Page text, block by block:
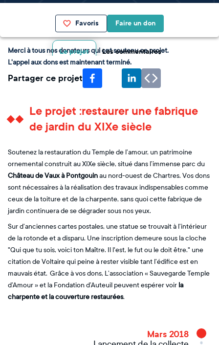
Favoris Faire un don
Le projet Les commentaires
Merci à tous nos donateurs qui ont soutenu ce projet.
L'appel aux dons est maintenant terminé.
Partager ce projet
Le projet :restaurer une fabrique
de jardin du XIXe siècle
Soutenez la restauration du Temple de l’amour, un patrimoine
ornemental construit au XIXe siècle, situé dans l’immense parc du
Château de Vaux à Pontgouinau nord-ouest de Chartres. Vos dons
sont nécessaires à la réalisation des travaux indispensables comme
ceux de la toiture et de la charpente, sans quoi cette fabrique de
jardin continuera de se dégrader sous nos yeux.
Sur d’anciennes cartes postales, une statue se trouvait à l’intérieur
de la rotonde et a disparu. Une inscription demeure sous la cloche
"Qui que tu sois, voici ton Maître. Il l'est, le fut ou le doit être." une
citation de Voltaire qui peine à rester visible tant l’édifice est en
mauvais état. Grâce à vos dons, L’association « Sauvegarde Temple
d’Amour » et la Fondation d’Auteuil peuvent espérer voir la
charpente et la couverture restaurées.
Mars 2018